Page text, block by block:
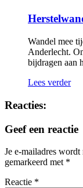
Wandel mee
Anderlecht.
bijdragen aan
Lees verder
Reacties:
Geef een reactie
Je e-mailadres
gemarkeerd met *
Reactie *